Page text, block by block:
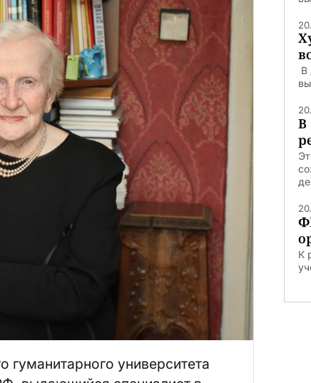
гуманитарного университета
В
В
К